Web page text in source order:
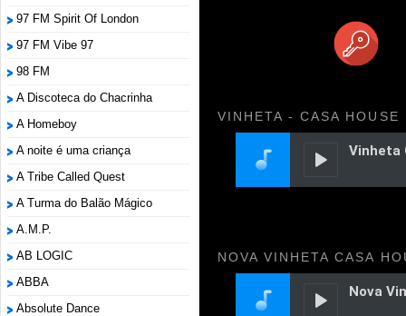
97 FM Spirit Of London
97 FM Vibe 97
98 FM
A Discoteca do Chacrinha
A Homeboy
A noite é uma criança
A Tribe Called Quest
A Turma do Balão Mágico
A.M.P.
AB LOGIC
ABBA
Absolute Dance
VINHETA - CASA HOUSE
NOVA VINHETA CASA